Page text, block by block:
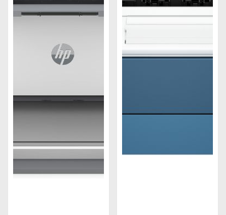
đối tượng khác nhau, từ người dùng cá nhân đến
bao gồm máy in laser và máy in phun mực.
HP cũng cam kết với việc bảo vệ môi trường bằng
một trong những thương hiệu được nhiều người
tiêu dùng lựa chọn khi mua máy in.